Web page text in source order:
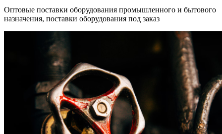
Оптовые поставки оборудования промышленного и бытового
назначения, поставки оборудования под заказ